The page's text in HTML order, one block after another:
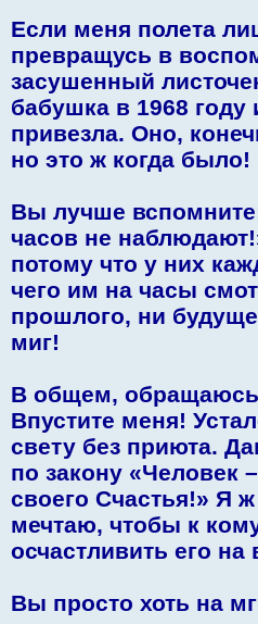
Если меня полета
превращусь в
засушенный
бабушка в 1968 году
привезла. Оно,
но это ж когда было!
Вы лучше
часов не
потому что у них
чего им на часы
прошлого, ни
миг!
В общем,
Впустите меня!
свету без приюта.
по закону «Человек
своего Счастья!» Я
мечтаю, чтобы к
осчастливить его
Вы просто хоть на